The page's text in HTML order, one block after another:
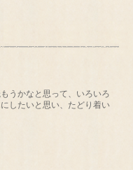
うかなと思って、いろいろ
したいと思い、たどり着い